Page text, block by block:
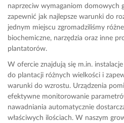
naprzeciw wymaganiom domowych
zapewnić jak najlepsze warunki do
jednym miejscu zgromadziliśmy
biochemiczne, narzędzia oraz inne
plantatorów.
W ofercie znajdują się m.in.
do plantacji różnych wielkości i
warunki do wzrostu. Urządzenia
efektywne monitorowanie
nawadniania automatycznie
właściwych ilościach. W naszym